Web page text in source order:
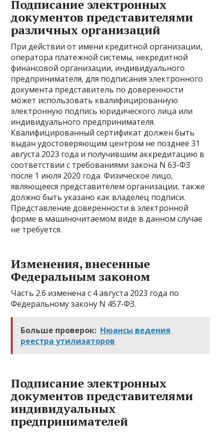
Подписание электронных
документов представителями
различных организаций
При действии от имени кредитной организации,
оператора платежной системы, некредитной
финансовой организации, индивидуального
предпринимателя, для подписания электронного
документа представитель по доверенности
может использовать квалифицированную
электронную подпись юридического лица или
индивидуального предпринимателя.
Квалифицированный сертификат должен быть
выдан удостоверяющим центром не позднее 31
августа 2023 года и получившим аккредитацию в
соответствии с требованиями закона N 63-ФЗ
после 1 июля 2020 года. Физическое лицо,
являющееся представителем организации, также
должно быть указано как владелец подписи.
Представление доверенности в электронной
форме в машиночитаемом виде в данном случае
не требуется.
Изменения, внесенные
Федеральным законом
Часть 2.6 изменена с 4 августа 2023 года по
Федеральному закону N 457-ФЗ.
Больше проверок: Нюансы ведения
реестра утилизаторов
Подписание электронных
документов представителями
индивидуальных
предпринимателей